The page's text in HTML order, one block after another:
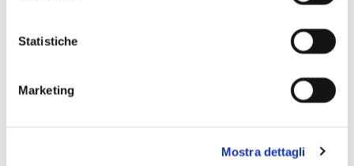
Statistiche
Marketing
Mostra dettagli